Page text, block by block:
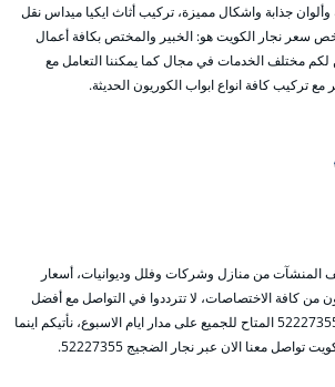
وألوان جذابة واشكال مميزة، تركيب أثاث ايكيا ميداس نقل
سعر نجار الكويت هو: الخبير والمختص بكافة أعمال
لكم مختلف الخدمات في مجال كما يمكننا التعامل مع
تركيب كافة انواع ابواب الكوريون الحديثة.
المنشآت من منازل وشركات وفلل وديوانيات، أسعار
من كافة الاختصاصات، لا تترددوا في التواصل مع أفضل
نجار في الكويت عبر الرقم 52227355 المتاح للجميع على مدار ايام الاسبوع، نأتيكم اينما
معنا الان عبر نجار الضجيج 52227355.